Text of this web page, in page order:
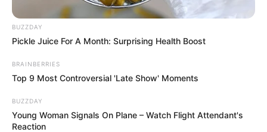
in
Friss hírek
Arany fokozatú elismerést
kapott Dr. Dubóczki Zsolt
főorvos , aki a nyílt utcán
megmentette a szíven szúrt férfi
életét
BUZZDAY
Pickle Juice For A Month: Surprising Health Boost
BRAINBERRIES
Top 9 Most Controversial 'Late Show' Moments
BUZZDAY
Young Woman Signals On Plane – Watch Flight Attendant's
Reaction